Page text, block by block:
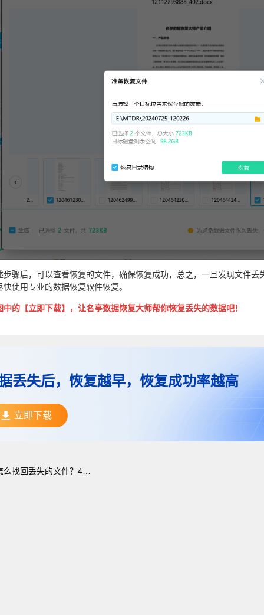
步骤后，可以查看恢复的文件，确保恢复成功，总之，一旦发现文件丢
快使用专业的数据恢复软件恢复。
中的【立即下载】，让名亭数据恢复大师帮你恢复丢失的数据吧！
丢失后，恢复越早，恢复成功率越高
立即下载